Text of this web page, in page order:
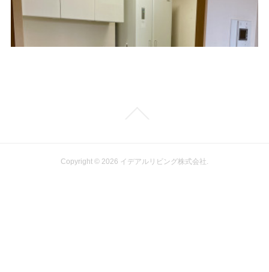
Copyright © 2026 イデアルリビング株式会社.